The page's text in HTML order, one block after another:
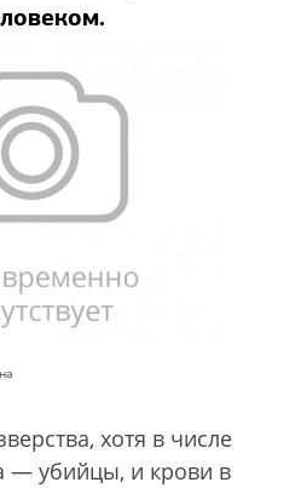
хотя в числе
— убийцы, и крови в